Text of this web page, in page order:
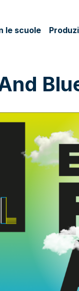
le scuole